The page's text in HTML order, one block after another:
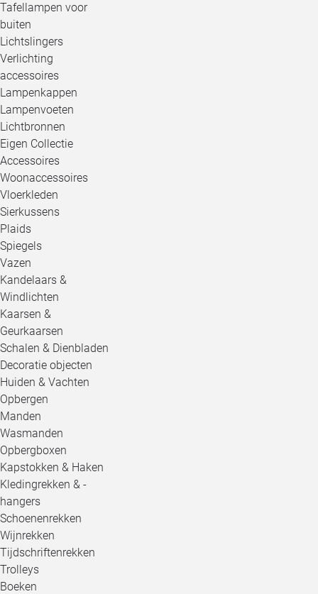
Tafellampen voor
buiten
Lichtslingers
Verlichting
accessoires
Lampenkappen
Lampenvoeten
Lichtbronnen
Eigen Collectie
Accessoires
Woonaccessoires
Vloerkleden
Sierkussens
Plaids
Spiegels
Vazen
Kandelaars &
Windlichten
Kaarsen &
Geurkaarsen
Schalen & Dienbladen
Decoratie objecten
Huiden & Vachten
Opbergen
Manden
Wasmanden
Opbergboxen
Kapstokken & Haken
Kledingrekken & -
hangers
Schoenenrekken
Wijnrekken
Tijdschriftenrekken
Trolleys
Boeken